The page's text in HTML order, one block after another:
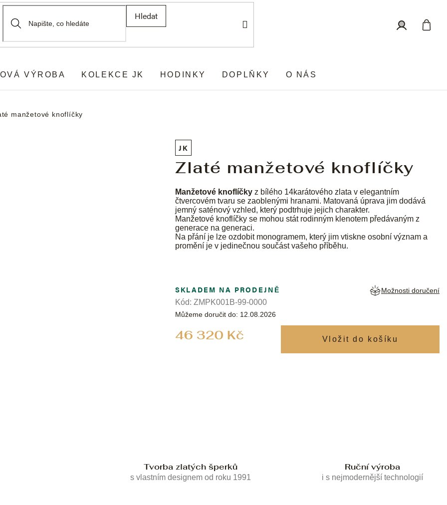
Hledat
VÝROBA KOLEKCE JK HODINKY DOPLŇKY O NÁS
manžetové knoflíčky
JK
Zlaté manžetové knoflíčky
Manžetové knoflíčky z bílého 14karátového zlata v elegantním
čtvercovém tvaru se zaoblenými hranami. Matovaná úprava jim dodává
jemný saténový vzhled, který podtrhuje jejich charakter.
Manžetové knoflíčky se mohou stát rodinným klenotem předávaným z
generace na generaci.
Na přání je lze ozdobit monogramem, který jim vtiskne osobní význam a
promění je v jedinečnou součást vašeho příběhu.
46 320 Kč
SKLADEM NA PRODEJNĚ
Můžeme doručit do: 12.08.2026
Možnosti doručení
Kód: ZMPK001B-99-0000
Tvorba zlatých šperků
s vlastním designem od roku 1991
Ruční výroba
i s nejmodernější technologií